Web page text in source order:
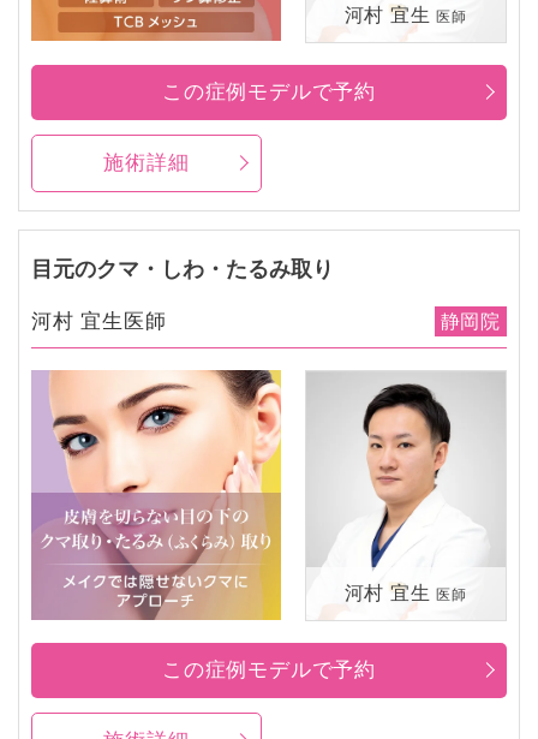
河村 宜生 医師
施術詳細
この症例モデルで予約
目元のクマ・しわ・たるみ取り
河村 宜生医師 静岡院
河村 宜生 医師
この症例モデルで予約